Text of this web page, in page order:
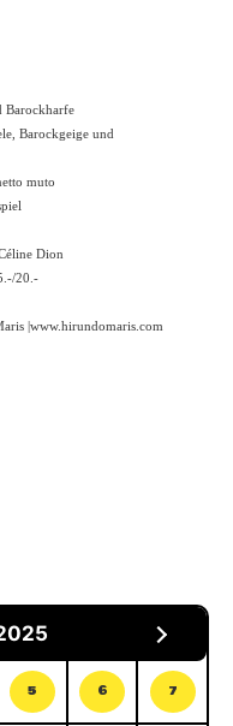
Barockharfe
Barockgeige und
muto
Dion
20.-
| www.hirundomaris.com
5 6 7